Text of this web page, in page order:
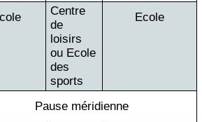
Centre
de
loisirs
ou Ecole
des
sports
Ecole
Pause méridienne